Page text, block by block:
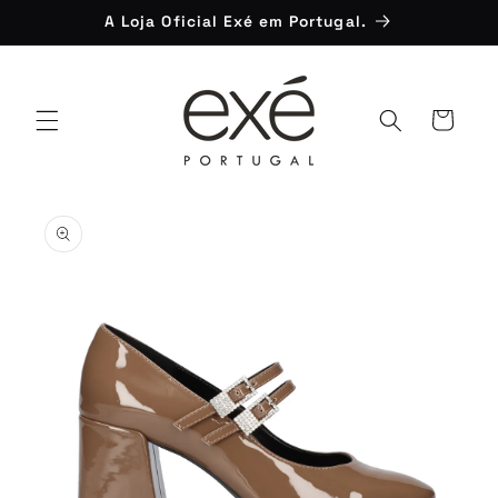
conteúdo
A Loja Oficial Exé em Portugal.
Carrinho
informação
do produto